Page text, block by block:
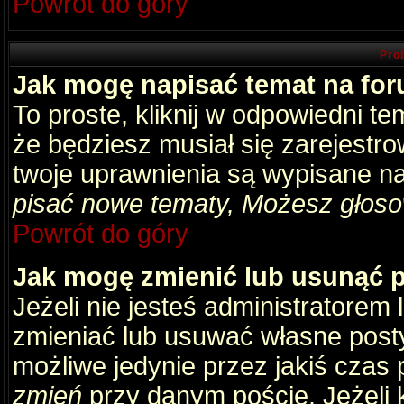
Jak mogę napisać temat na
To proste, kliknij w odpowiedni
że będziesz musiał się
twoje uprawnienia są wypisane
pisać nowe tematy, Możesz
Powrót do góry
Jak mogę zmienić lub usunąć
Jeżeli nie jesteś
zmieniać lub usuwać własne
możliwe jedynie przez jakiś
zmień przy danym poście. Jeżeli